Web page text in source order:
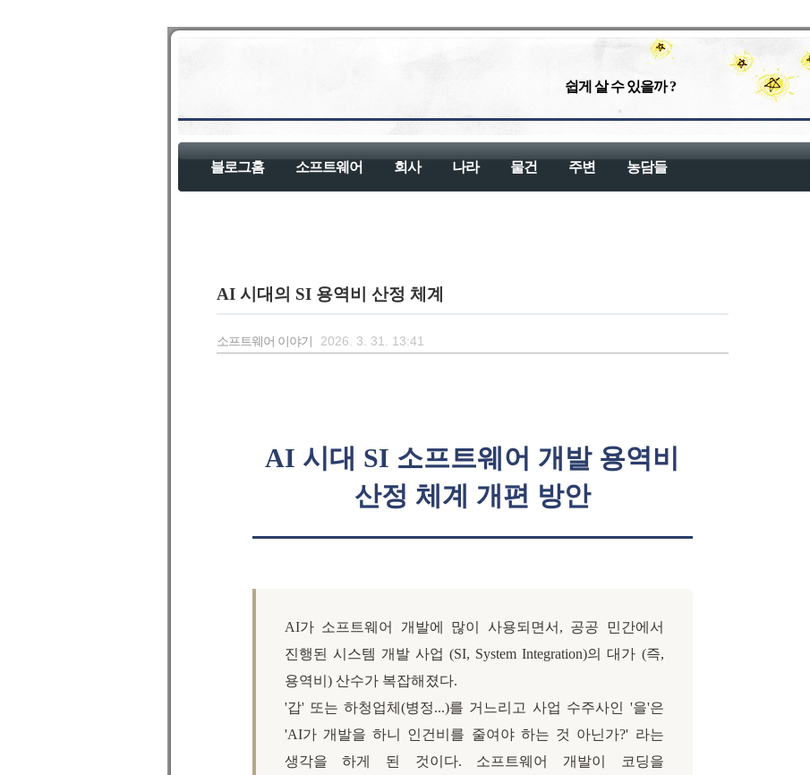
쉽게 살 수 있을까 ?
블로그홈 소프트웨어 회사 나라 물건 주변 농담들
AI 시대의 SI 용역비 산정 체계
소프트웨어 이야기 2026. 3. 31. 13:41
AI 시대 SI 소프트웨어 개발 용역비
산정 체계 개편 방안
AI가 소프트웨어 개발에 많이 사용되면서, 공공 민간에서
진행된 시스템 개발 사업 (SI, System Integration)의 대가 (즉,
용역비) 산수가 복잡해졌다.
'갑' 또는 하청업체(병정...)를 거느리고 사업 수주사인 '을'은
'AI가 개발을 하니 인건비를 줄여야 하는 것 아닌가?' 라는
생각을 하게 된 것이다. 소프트웨어 개발이 코딩을